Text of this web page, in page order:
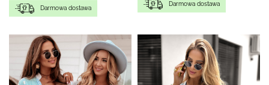
Darmowa dostawa
Darmowa dostawa